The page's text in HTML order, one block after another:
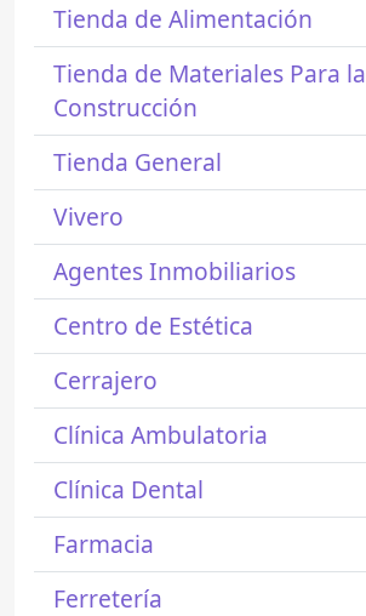
Tienda de Alimentación
Tienda de Materiales Para la
Construcción
Tienda General
Vivero
Agentes Inmobiliarios
Centro de Estética
Cerrajero
Clínica Ambulatoria
Clínica Dental
Farmacia
Ferretería